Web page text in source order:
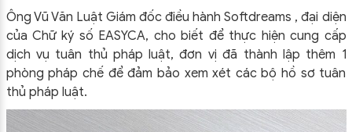
Ông Vũ Văn Luật Giám đốc điều hành Softdreams , đại diện
của Chữ ký số EASYCA, cho biết để thực hiện cung cấp
dịch vụ tuân thủ pháp luật, đơn vị đã thành lập thêm 1
phòng pháp chế để đảm bảo xem xét các bộ hồ sơ tuân
thủ pháp luật.